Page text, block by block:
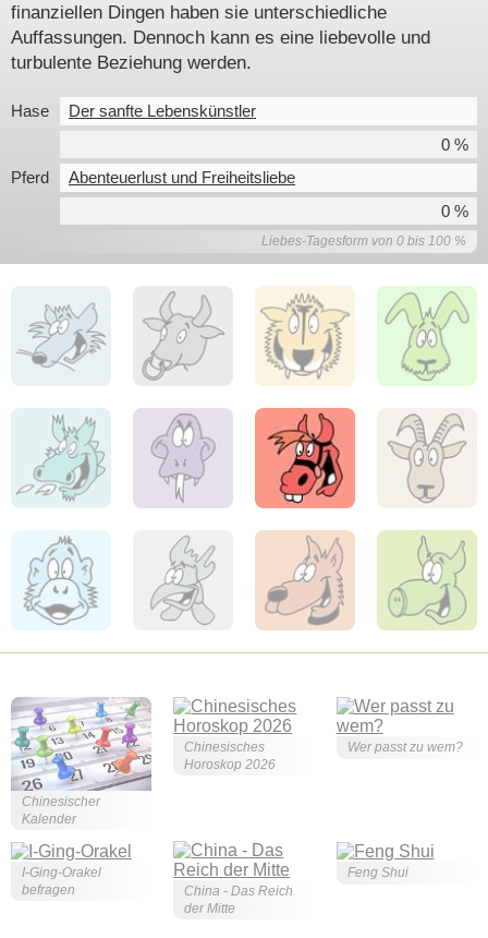
finanziellen Dingen haben sie unterschiedliche
Auffassungen. Dennoch kann es eine liebevolle und
turbulente Beziehung werden.
Hase
Der sanfte Lebenskünstler
0 %
Pferd
Abenteuerlust und Freiheitsliebe
0 %
Liebes-Tagesform von 0 bis 100 %
Chinesischer
Kalender
Chinesisches
Horoskop 2026
Wer passt zu wem?
I-Ging-Orakel
befragen
China - Das Reich
der Mitte
Feng Shui